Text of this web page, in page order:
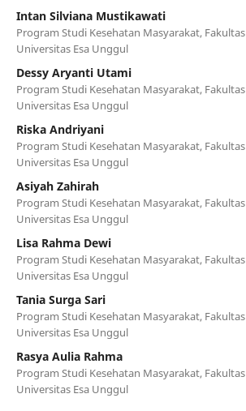
Intan Silviana Mustikawati
Program Studi Kesehatan Masyarakat,
Universitas Esa Unggul
Dessy Aryanti Utami
Program Studi Kesehatan Masyarakat,
Universitas Esa Unggul
Riska Andriyani
Program Studi Kesehatan Masyarakat,
Universitas Esa Unggul
Asiyah Zahirah
Program Studi Kesehatan Masyarakat,
Universitas Esa Unggul
Lisa Rahma Dewi
Program Studi Kesehatan Masyarakat,
Universitas Esa Unggul
Tania Surga Sari
Program Studi Kesehatan Masyarakat,
Universitas Esa Unggul
Rasya Aulia Rahma
Program Studi Kesehatan Masyarakat,
Universitas Esa Unggul